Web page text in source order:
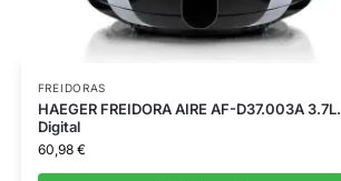
FREIDORAS
HAEGER FREIDORA AIRE AF-D37.003A 3.7L.
Digital
60,98 €